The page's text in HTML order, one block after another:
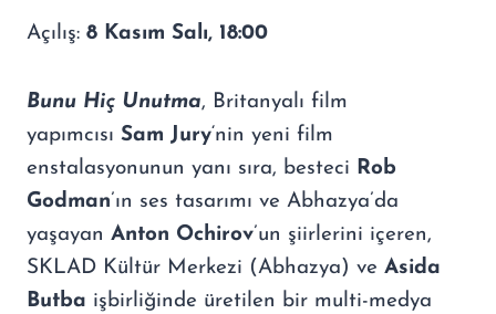
Açılış: 8 Kasım Salı, 18:00
Bunu Hiç Unutma, Britanyalı film
yapımcısı Sam Jury‘nin yeni film
enstalasyonunun yanı sıra, besteci Rob
Godman’ın ses tasarımı ve Abhazya’da
yaşayan Anton Ochirov’un şiirlerini içeren,
SKLAD Kültür Merkezi (Abhazya) ve Asida
Butba işbirliğinde üretilen bir multi-medya